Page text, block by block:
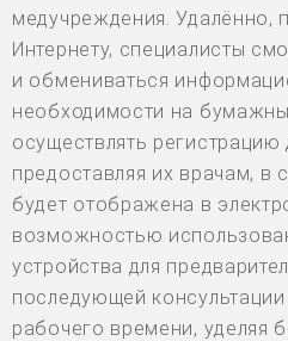
медучреждения. Удалённо,
Интернету, специалисты
и обмениваться
необходимости на
осуществлять
предоставляя их врачам, в
будет отображена в
возможностью
устройства для
последующей
рабочего времени, уделяя